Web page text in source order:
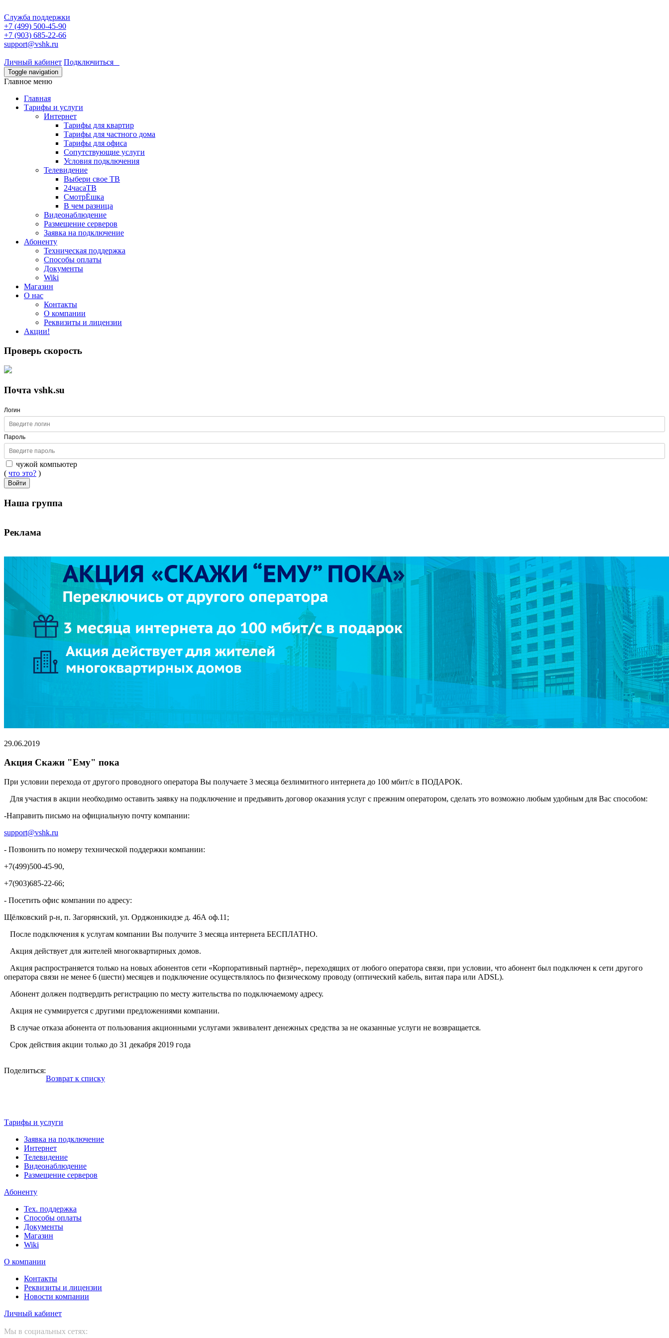
Служба поддержки
+7 (499) 500-45-90
+7 (903) 685-22-66
support@vshk.ru
Личный кабинет Подключиться
Toggle navigation
Главное меню
Главная
Тарифы и услуги
Интернет
Тарифы для квартир
Тарифы для частного дома
Тарифы для офиса
Сопутствующие услуги
Условия подключения
Телевидение
Выбери свое ТВ
24часаТВ
СмотрЁшка
В чем разница
Видеонаблюдение
Размещение серверов
Заявка на подключение
Абоненту
Техническая поддержка
Способы оплаты
Документы
Wiki
Магазин
О нас
Контакты
О компании
Реквизиты и лицензии
Акции!
Проверь скорость
Почта vshk.su
Логин
Пароль
чужой компьютер
( что это? )
Войти
Наша группа
Реклама
29.06.2019
Акция Скажи "Ему" пока
При условии перехода от другого проводного оператора Вы получаете 3 месяца безлимитного интернета до 100 мбит/с в ПОДАРОК.
Для участия в акции необходимо оставить заявку на подключение и предъявить договор оказания услуг с прежним оператором, сделать это возможно любым удобным для Вас способом:
-Направить письмо на официальную почту компании:
support@vshk.ru
- Позвонить по номеру технической поддержки компании:
+7(499)500-45-90,
+7(903)685-22-66;
- Посетить офис компании по адресу:
Щёлковский р-н, п. Загорянский, ул. Орджоникидзе д. 46А оф.11;
После подключения к услугам компании Вы получите 3 месяца интернета БЕСПЛАТНО.
Акция действует для жителей многоквартирных домов.
Акция распространяется только на новых абонентов сети «Корпоративный партнёр», переходящих от любого оператора связи, при условии, что абонент был подключен к сети другого
оператора связи не менее 6 (шести) месяцев и подключение осуществлялось по физическому проводу (оптический кабель, витая пара или ADSL).
Абонент должен подтвердить регистрацию по месту жительства по подключаемому адресу.
Акция не суммируется с другими предложениями компании.
В случае отказа абонента от пользования акционными услугами эквивалент денежных средства за не оказанные услуги не возвращается.
Срок действия акции только до 31 декабря 2019 года
Поделиться:
Возврат к списку
Тарифы и услуги
Заявка на подключение
Интернет
Телевидение
Видеонаблюдение
Размещение серверов
Абоненту
Тех. поддержка
Способы оплаты
Документы
Магазин
Wiki
О компании
Контакты
Реквизиты и лицензии
Новости компании
Личный кабинет
Мы в социальных сетях: